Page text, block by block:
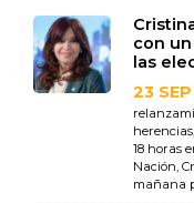
con
las
23 SEP
18 horas
Nación,
mañana